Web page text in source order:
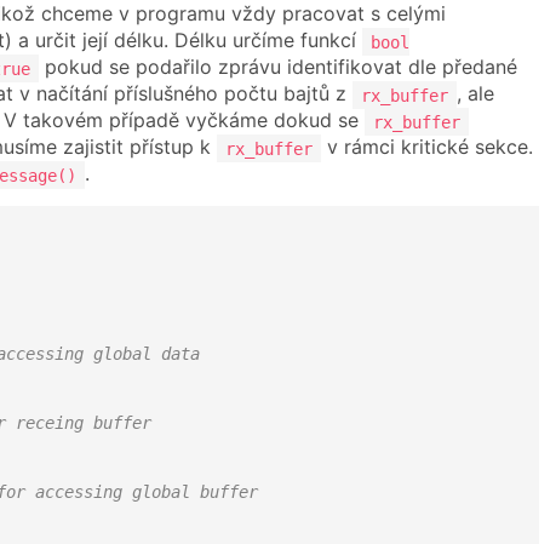
chceme v programu vždy pracovat s celými
a určit její délku. Délku určíme funkcí
bool
pokud se podařilo zprávu identifikovat dle předané
v načítání příslušného počtu bajtů z rx_buffer , ale
takovém případě vyčkáme dokud se
rx_buffer
zajistit přístup k rx_buffer
v rámci kritické sekce.
.
global data
receing buffer
accessing global buffer